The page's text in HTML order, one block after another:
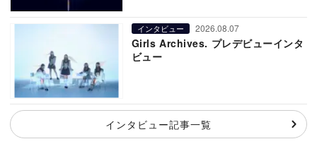
インタビュー 2026.08.07
Girls Archives. プレデビューインタ
ビュー
インタビュー記事一覧